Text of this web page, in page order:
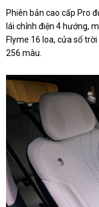
Phiên bản cao cấp Pro
lái chỉnh điện 4 hướng,
Flyme 16 loa, cửa sổ
256 màu.